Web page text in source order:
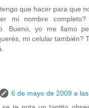
que hacer para que
mi nombre
Bueno, yo me llamo
mi celular también?
6 de mayo de 2009 a